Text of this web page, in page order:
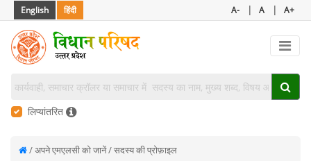
English हिंदी A- | A | A+
लिप्यांतरित
/ अपने एमएलसी को जानें / सदस्य की प्रोफ़ाइल